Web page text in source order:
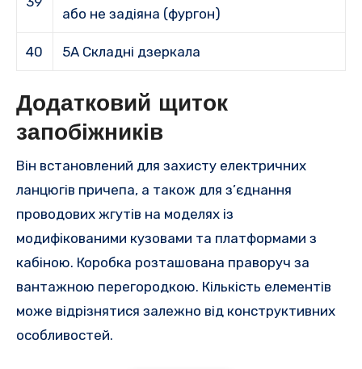
або не задіяна (фургон)
40 5A Складні дзеркала
Додатковий щиток
запобіжників
Він встановлений для захисту електричних
ланцюгів причепа, а також для з’єднання
проводових жгутів на моделях із
модифікованими кузовами та платформами з
кабіною. Коробка розташована праворуч за
вантажною перегородкою. Кількість елементів
може відрізнятися залежно від конструктивних
особливостей.